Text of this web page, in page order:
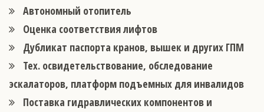
Автономный отопитель
Оценка соответствия лифтов
Дубликат паспорта кранов, вышек и других ГПМ
Тех. освидетельствование, обследование
эскалаторов, платформ подъемных для инвалидов
Поставка гидравлических компонентов и